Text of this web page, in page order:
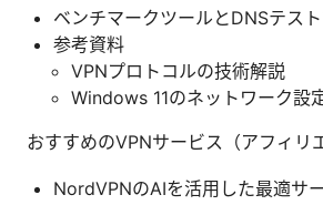
ベンチマークツールとDNSテス
参考資料
VPNプロトコルの技術解説
Windows 11のネットワーク設
おすすめのVPNサービス（アフィリ
NordVPNのAIを活用した最適サ